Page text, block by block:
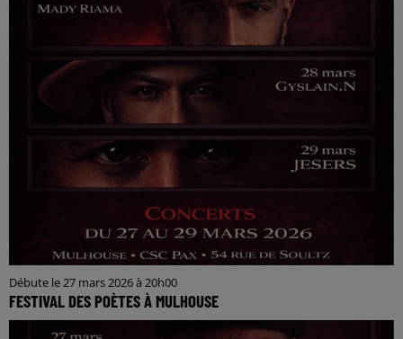
Débute le 27 mars 2026 à 20h00
FESTIVAL DES POÈTES À MULHOUSE